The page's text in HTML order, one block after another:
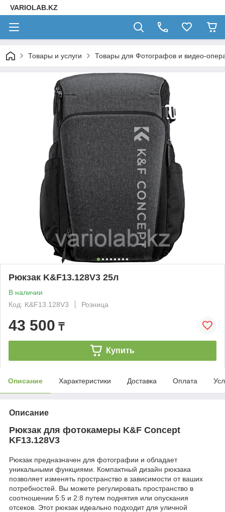
VARIOLAB.KZ
Товары и услуги Товары для Фотографов и видео-
Рюкзак K&F13.128V3 25л
В наличии
Код: K&F13.128V3
Розница
43 500 ₸
Купить
Описание Характеристики Доставка Оплата
Описание
Рюкзак для фотокамеры K&F Concept
KF13.128V3
Рюкзак предназначен для фотографии и обладает
уникальными функциями. Компактный дизайн рюкзака
позволяет изменять пространство в зависимости от ваших
потребностей. Вы можете регулировать пространство в
соотношении 5:5 и 2:8 путем поднятия или опускания
отсеков. Этот рюкзак идеально подходит для уличной